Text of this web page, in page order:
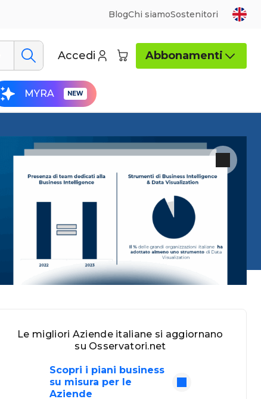
BlogChi siamoSostenitori
Accedi Abbonamenti
MYRA
Le migliori Aziende italiane si aggiornano
su Osservatori.net
Scopri i piani business
su misura per le
Aziende